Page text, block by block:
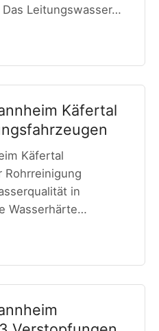
Leitungswasser…
Käfertal
Käfertal
Rohrreinigung
in
Wasserhärte…